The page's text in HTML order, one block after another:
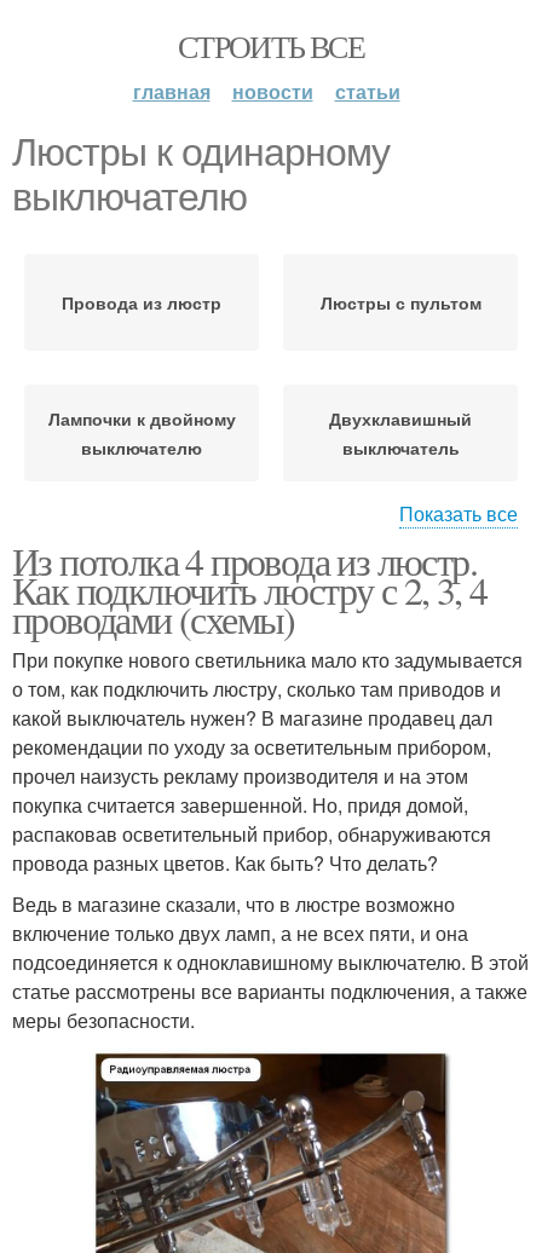
СТРОИТЬ ВСЕ
главная новости статьи
Люстры к одинарному
выключателю
Провода из люстр Люстры с пультом
Лампочки к двойному
выключателю
Двухклавишный
выключатель
Лампы к двойному
выключателю
Провод в люстре
Провода на люстре
Подключение к
двухклавишному
выключателю
Люстры на двойной
выключатель
Подключение к
двойному
выключателю
Показать все
Из потолка 4 провода из люстр.
Как подключить люстру с 2, 3, 4
проводами (схемы)
При покупке нового светильника мало кто задумывается
о том, как подключить люстру, сколько там приводов и
какой выключатель нужен? В магазине продавец дал
рекомендации по уходу за осветительным прибором,
прочел наизусть рекламу производителя и на этом
покупка считается завершенной. Но, придя домой,
распаковав осветительный прибор, обнаруживаются
провода разных цветов. Как быть? Что делать?
Ведь в магазине сказали, что в люстре возможно
включение только двух ламп, а не всех пяти, и она
подсоединяется к одноклавишному выключателю. В этой
статье рассмотрены все варианты подключения, а также
меры безопасности.